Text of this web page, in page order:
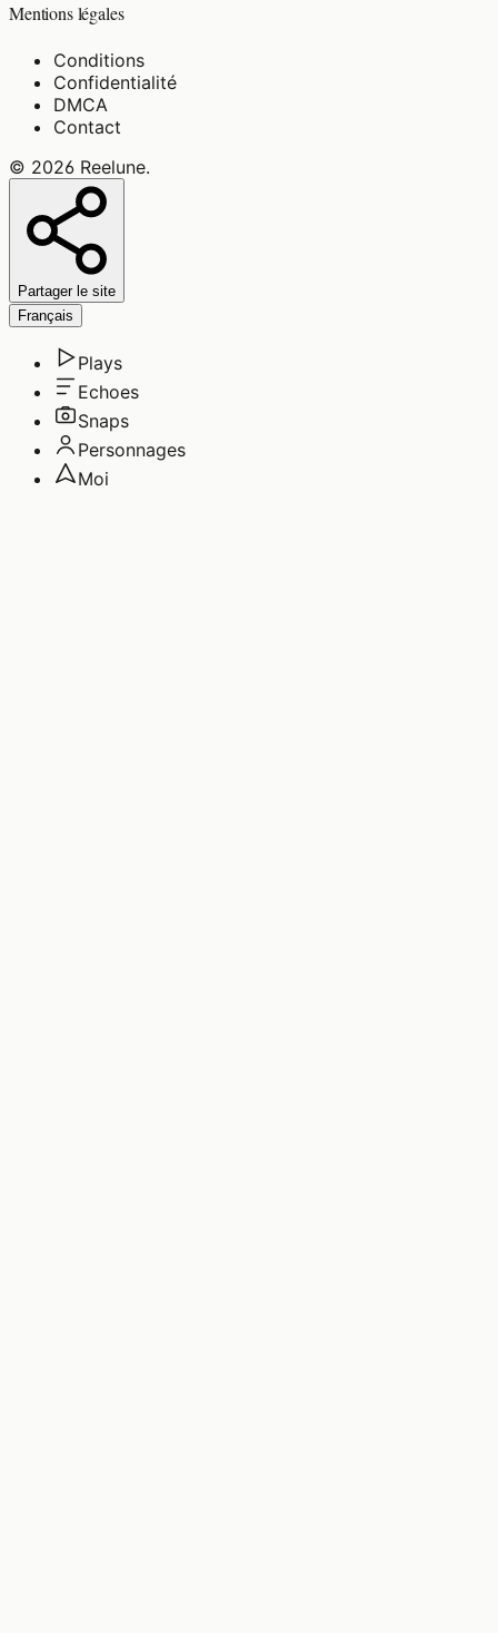
Mentions légales
Conditions
Confidentialité
DMCA
Contact
© 2026 Reelune.
Partager le site
Français
Plays
Echoes
Snaps
Personnages
Moi